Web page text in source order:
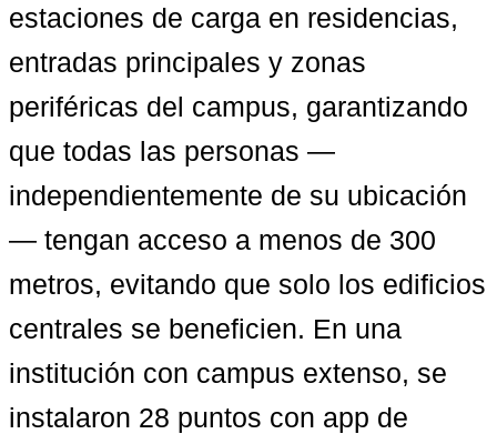
estaciones de carga en residencias,
entradas principales y zonas
periféricas del campus, garantizando
que todas las personas —
independientemente de su ubicación
— tengan acceso a menos de 300
metros, evitando que solo los edificios
centrales se beneficien. En una
institución con campus extenso, se
instalaron 28 puntos con app de